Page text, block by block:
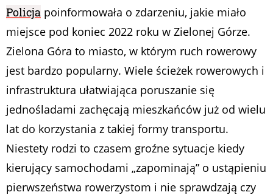
Policja poinformowała o zdarzeniu, jakie miało
miejsce pod koniec 2022 roku w Zielonej Górze.
Zielona Góra to miasto, w którym ruch rowerowy
jest bardzo popularny. Wiele ścieżek rowerowych i
infrastruktura ułatwiająca poruszanie się
jednośladami zachęcają mieszkańców już od wielu
lat do korzystania z takiej formy transportu.
Niestety rodzi to czasem groźne sytuacje kiedy
kierujący samochodami „zapominają” o ustąpieniu
pierwszeństwa rowerzystom i nie sprawdzają czy